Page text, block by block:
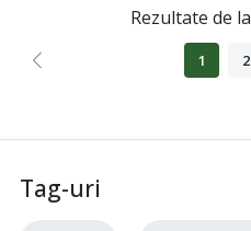
Rezultate de la
1 2
Tag-uri